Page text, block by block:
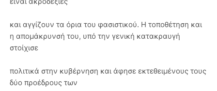
και αγγίζουν τα όρια του φασιστικού. Η τοποθέτηση και
η απομάκρυνσή του, υπό την γενική κατακραυγή
στοίχισε
πολιτικά στην κυβέρνηση και άφησε εκτεθειμένους τους
δύο προέδρους των